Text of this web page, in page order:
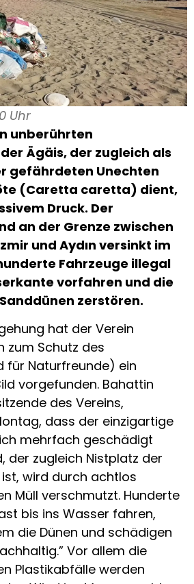
Uhr
unberührten
Ägäis, der zugleich als
gefährdeten Unechten
(Caretta caretta) dient,
Druck. Der
an der Grenze zwischen
und Aydın versinkt im
Fahrzeuge illegal
vorfahren und die
zerstören.
hat der Verein
zum Schutz des
für Naturfreunde) ein
vorgefunden. Bahattin
des Vereins,
dass der einzigartige
mehrfach geschädigt
der zugleich Nistplatz der
wird durch achtlos
Müll verschmutzt. Hunderte
bis ins Wasser fahren,
die Dünen und schädigen
Vor allem die
Plastikabfälle werden